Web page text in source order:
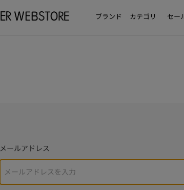
ブランド カテゴリ セー
メールアドレス